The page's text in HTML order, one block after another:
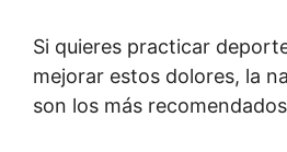
Si quieres practicar
mejorar estos dolores, la
son los más